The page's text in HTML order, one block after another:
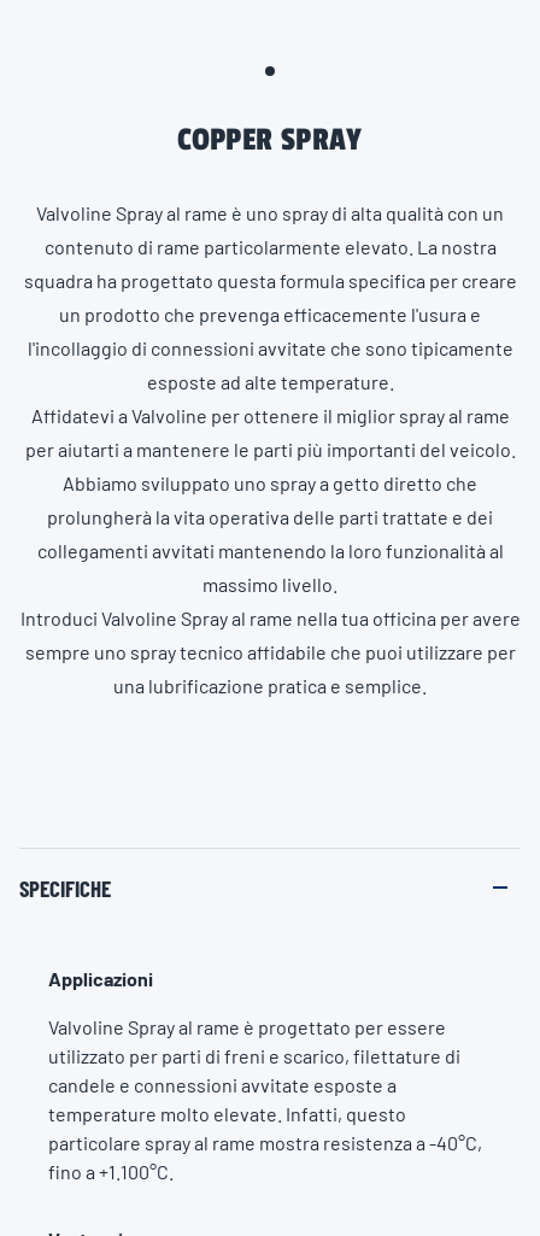
COPPER SPRAY
Valvoline Spray al rame è uno spray di alta qualità con un
contenuto di rame particolarmente elevato. La nostra
squadra ha progettato questa formula specifica per creare
un prodotto che prevenga efficacemente l'usura e
l'incollaggio di connessioni avvitate che sono tipicamente
esposte ad alte temperature.
Affidatevi a Valvoline per ottenere il miglior spray al rame
per aiutarti a mantenere le parti più importanti del veicolo.
Abbiamo sviluppato uno spray a getto diretto che
prolungherà la vita operativa delle parti trattate e dei
collegamenti avvitati mantenendo la loro funzionalità al
massimo livello.
Introduci Valvoline Spray al rame nella tua officina per avere
sempre uno spray tecnico affidabile che puoi utilizzare per
una lubrificazione pratica e semplice.
SPECIFICHE
Applicazioni
Valvoline Spray al rame è progettato per essere
utilizzato per parti di freni e scarico, filettature di
candele e connessioni avvitate esposte a
temperature molto elevate. Infatti, questo
particolare spray al rame mostra resistenza a -40°C,
fino a +1.100°C.